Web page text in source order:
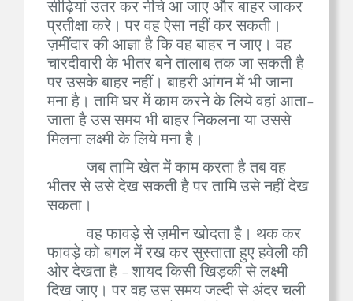
सीढ़ियां उतर कर नीचे आ जाए और बाहर जाकर
प्रतीक्षा करे। पर वह ऐसा नहीं कर सकती।
ज़मींदार की आज्ञा है कि वह बाहर न जाए। वह
चारदीवारी के भीतर बने तालाब तक जा सकती है
पर उसके बाहर नहीं। बाहरी आंगन में भी जाना
मना है। तामि घर में काम करने के लिये वहां आता-
जाता है उस समय भी बाहर निकलना या उससे
मिलना लक्ष्मी के लिये मना है।
जब तामि खेत में काम करता है तब वह
भीतर से उसे देख सकती है पर तामि उसे नहीं देख
सकता।
वह फावड़े से ज़मीन खोदता है। थक कर
फावड़े को बगल में रख कर सुस्ताता हुए हवेली की
ओर देखता है - शायद किसी खिड़की से लक्ष्मी
दिख जाए। पर वह उस समय जल्दी से अंदर चली